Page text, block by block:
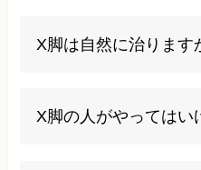
X脚は自然に治ります
しますが、成人のX脚
自然治癒することは困難
X脚の人がやってはい